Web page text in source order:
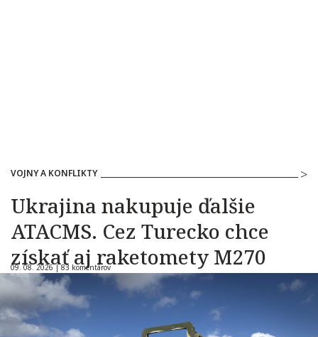
VOJNY A KONFLIKTY
Ukrajina nakupuje ďalšie
ATACMS. Cez Turecko chce
získať aj raketomety M270
09. 08. 2026 |83 komentárov